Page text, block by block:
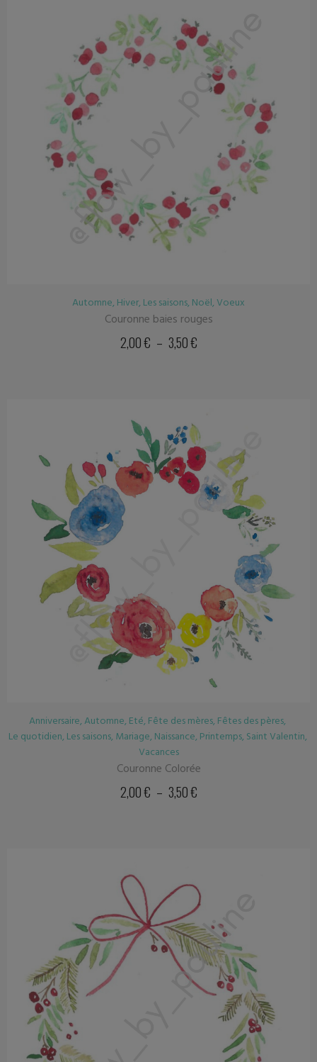
Automne,Hiver,Les saisons,Noël,Voeux
Couronne baies rouges
2,00€ – 3,50€
Anniversaire,Automne,Eté,Fête des mères,Fêtes des pères,
Le quotidien,Les saisons,Mariage,Naissance,Printemps,Saint Valentin,
Vacances
Couronne Colorée
2,00€ – 3,50€